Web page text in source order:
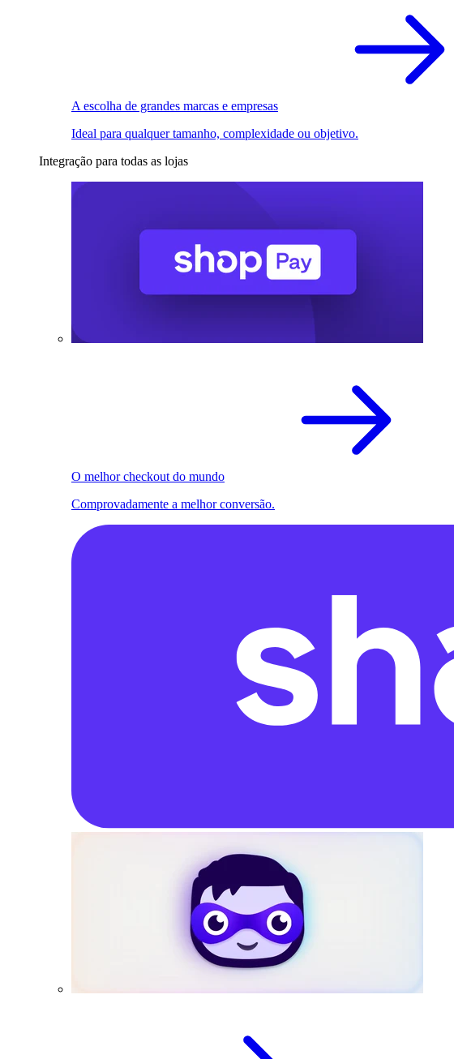
A escolha de grandes marcas e empresas
Ideal para qualquer tamanho, complexidade ou objetivo.
Integração para todas as lojas
O melhor checkout do mundo
Comprovadamente a melhor conversão.